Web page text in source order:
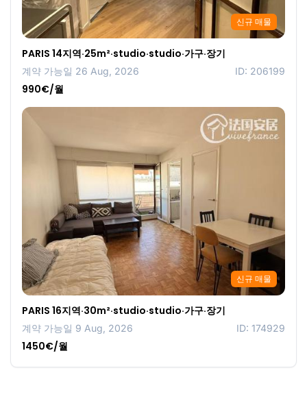
신규 매물
PARIS 14지역·25m²·studio·studio·가구·장기
계약 가능일 26 Aug, 2026 ID: 206199
990€/월
신규 매물
PARIS 16지역·30m²·studio·studio·가구·장기
계약 가능일 9 Aug, 2026 ID: 174929
1450€/월